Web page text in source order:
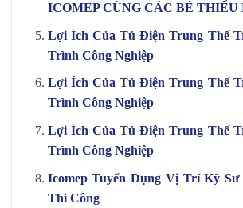
ICOMEP CÙNG CÁC BÉ THIẾU
Lợi Ích Của Tủ Điện Trung Thế
Trình Công Nghiệp
Lợi Ích Của Tủ Điện Trung Thế
Trình Công Nghiệp
Lợi Ích Của Tủ Điện Trung Thế
Trình Công Nghiệp
Icomep Tuyển Dụng Vị Trí Kỹ
Thi Công